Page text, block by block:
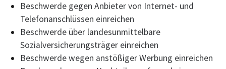
Beschwerde gegen Anbieter von Internet- und
Telefonanschlüssen einreichen
Beschwerde über landesunmittelbare
Sozialversicherungsträger einreichen
Beschwerde wegen anstößiger Werbung einreichen